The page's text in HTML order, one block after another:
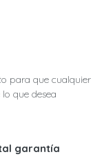
para que cualquier
que desea
garantía